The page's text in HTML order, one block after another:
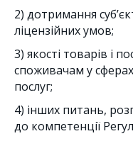
2) дотримання
ліцензійних умов;
3) якості товарів і
споживачам у
послуг;
4) інших питань,
до компетенції